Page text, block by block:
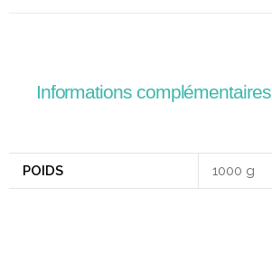
Informations complémentaires
POIDS 1000 g